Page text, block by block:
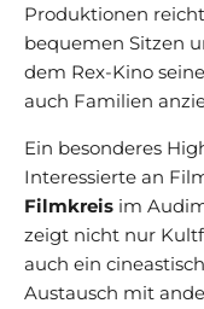
Produktionen
bequemen Sitzen
dem Rex-Kino
auch Familien
Ein besonderes
Interessierte an
Filmkreis im
zeigt nicht nur
auch ein
Austausch mit